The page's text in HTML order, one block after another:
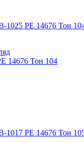
14676 Тон 104